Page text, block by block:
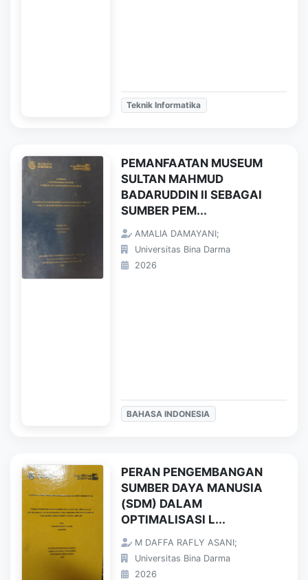
Teknik Informatika
PEMANFAATAN MUSEUM
SULTAN MAHMUD
BADARUDDIN II SEBAGAI
SUMBER PEM...
AMALIA DAMAYANI;
Universitas Bina Darma
2026
BAHASA INDONESIA
PERAN PENGEMBANGAN
SUMBER DAYA MANUSIA
(SDM) DALAM
OPTIMALISASI L...
M DAFFA RAFLY ASANI;
Universitas Bina Darma
2026